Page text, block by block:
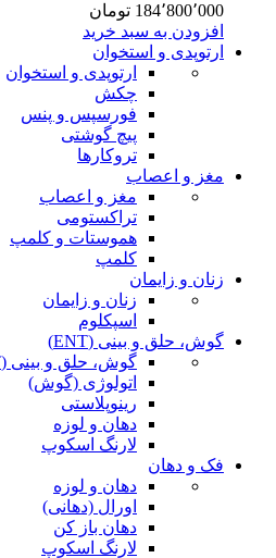
184٬800٬000 تومان
افزودن به سبد خرید
ارتوپدی و استخوان
ارتوپدی و استخوان
چکش
فورسپس و پنس
پیچ گوشتی
تروکارها
مغز و اعصاب
مغز و اعصاب
تراکستومی
هموستات و کلمپ
کلمپ
زنان و زایمان
زنان و زایمان
اسپکلوم
گوش، حلق و بینی (ENT)
گوش، حلق و بینی (ENT)
اتولوژی (گوش)
رینوپلاستی
دهان و لوزه
لارنگ اسکوپ
فک و دهان
دهان و لوزه
اورال (دهانی)
دهان باز کن
لارنگ اسکوپ